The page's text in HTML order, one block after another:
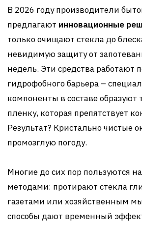
В 2026 году производители
предлагают инновационные
только очищают стекла до
невидимую защиту от
недель. Эти средства работают
гидрофобного барьера –
компоненты в составе
пленку, которая препятствует
Результат? Кристально чистые
промозглую погоду.
Многие до сих пор пользуются
методами: протирают стекла
газетами или хозяйственным
способы дают временный